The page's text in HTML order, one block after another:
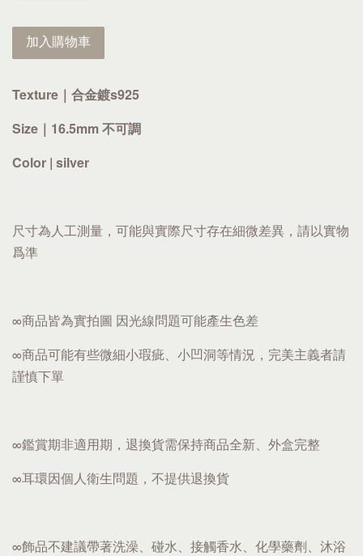
加入購物車
Texture｜合金鍍s925
Size｜16.5mm 不可調
Color | silver
尺寸為人工測量，可能與實際尺寸存在細微差異，請以實物
爲準
∞商品皆為實拍圖 因光線問題可能產生色差
∞商品可能有些微細小瑕疵、小凹洞等情況，完美主義者請
謹慎下單
∞鑑賞期非適用期，退換貨需保持商品全新、外盒完整
∞耳環因個人衛生問題，不提供退換貨
∞飾品不建議帶著洗澡、碰水、接觸香水、化學藥劑、沐浴